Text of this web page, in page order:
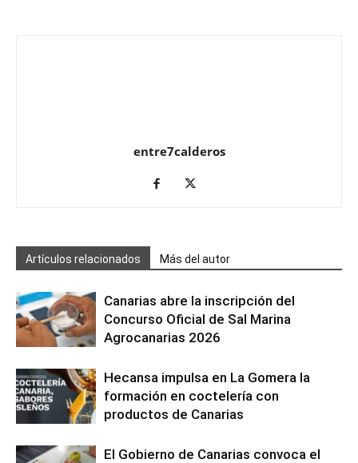
entre7calderos
Artículos relacionados Más del autor
Canarias abre la inscripción del
Concurso Oficial de Sal Marina
Agrocanarias 2026
Hecansa impulsa en La Gomera la
formación en coctelería con
productos de Canarias
El Gobierno de Canarias convoca el